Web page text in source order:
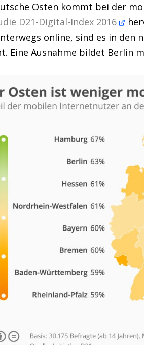
Osten kommt bei der
D21-Digital-Index 2016
online, sind es in den
Eine Ausnahme bildet Berlin